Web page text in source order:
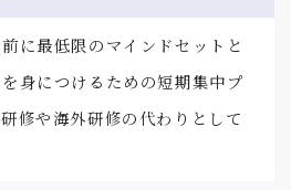
に最低限のマインドセットと
身につけるための短期集中プ
修や海外研修の代わりとして